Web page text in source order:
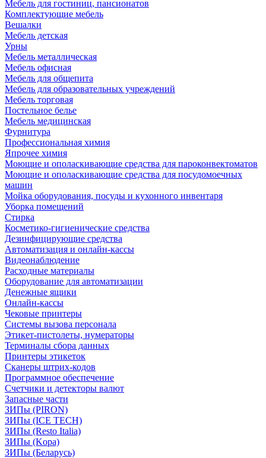
Мебель для гостиниц, пансионатов
Комплектующие мебель
Вешалки
Мебель детская
Урны
Мебель металлическая
Мебель офисная
Мебель для общепита
Мебель для образовательных учреждений
Мебель торговая
Постельное белье
Мебель медицинская
Фурнитура
Профессиональная химия
Япрочее химия
Моющие и ополаскивающие средства для пароконвектоматов
Моющие и ополаскивающие средства для посудомоечных
машин
Мойка оборудования, посуды и кухонного инвентаря
Уборка помещений
Стирка
Косметико-гигиенические средства
Дезинфицирующие средства
Автоматизация и онлайн-кассы
Видеонаблюдение
Расходные материалы
Оборудование для автоматизации
Денежные ящики
Онлайн-кассы
Чековые принтеры
Системы вызова персонала
Этикет-пистолеты, нумераторы
Терминалы сбора данных
Принтеры этикеток
Сканеры штрих-кодов
Программное обеспечение
Счетчики и детекторы валют
Запасные части
ЗИПы (PIRON)
ЗИПы (ICE TECH)
ЗИПы (Resto Italia)
ЗИПы (Kopa)
ЗИПы (Беларусь)